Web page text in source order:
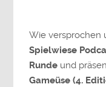
Wie versprochen
Spielwiese
Runde und
Gameüse (4.